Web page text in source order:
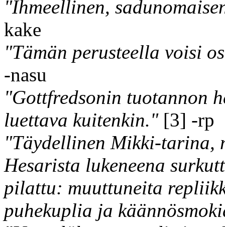
"Ihmeellinen,
kake
"Tämän perusteella voisi
-nasu
"Gottfredsonin tuotannon
luettava kuitenkin."[3] -rp
"Täydellinen Mikki-tarina,
Hesarista lukeneena
pilattu: muuttuneita
puhekuplia ja